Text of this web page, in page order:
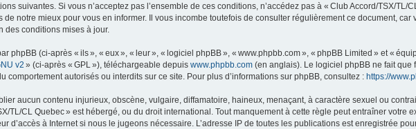
suivantes. Si vous n’acceptez pas l’ensemble de ces conditions, n’accédez pas à « Club Accord/TSX/
de notre mieux pour vous en informer. Il vous incombe toutefois de consulter régulièrement ce document,
des conditions mises à jour.
phpBB (ci-après « ils », « eux », « leur », « logiciel phpBB », « www.phpbb.com », « phpBB Limited » et «
v2 » (ci-après « GPL »), téléchargeable depuis www.phpbb.com (en anglais). Le logiciel phpBB ne fait que
comportement autorisés ou interdits sur ce site. Pour plus d’informations sur phpBB, consultez : https://
aucun contenu injurieux, obscène, vulgaire, diffamatoire, haineux, menaçant, à caractère sexuel ou
TL/CL Quebec » est hébergé, ou du droit international. Tout manquement à cette règle peut entraîner
d’accès à Internet si nous le jugeons nécessaire. L’adresse IP de toutes les publications est enregistrée